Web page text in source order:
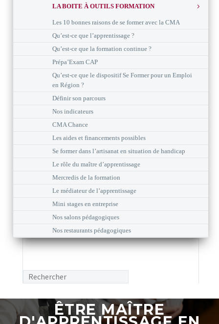
LA BOITE À OUTILS FORMATION
Les 10 bonnes raisons de se former avec la CMA
Qu’est-ce que l’apprentissage ?
Qu’est-ce que la formation continue ?
Prépa’Exam CAP
Qu’est-ce que le dispositif Se Former pour un Emploi
en Région ?
Définir son parcours
Nos indicateurs
CMA Chance
Les aides et financements possibles
Se former dans l’artisanat en situation de handicap
Le rôle du maître d’apprentissage
Mercredis de la formation
Le médiateur de l’apprentissage
Mini stages en entreprise
Nos salons pédagogiques
Nos restaurants pédagogiques
ÊTRE MAÎTRE